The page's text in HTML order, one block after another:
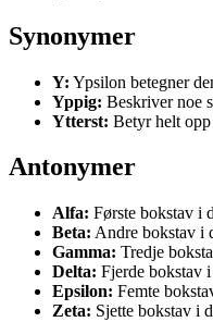
Synonymer
Y: Ypsilon betegner
Yppig: Beskriver noe
Ytterst: Betyr helt
Antonymer
Alfa: Første bokstav i
Beta: Andre bokstav i
Gamma: Tredje
Delta: Fjerde bokstav
Epsilon: Femte
Zeta: Sjette bokstav i